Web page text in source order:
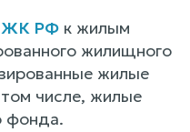
ЖК РФ к жилым
жилищного
жилые
числе, жилые
фонда.